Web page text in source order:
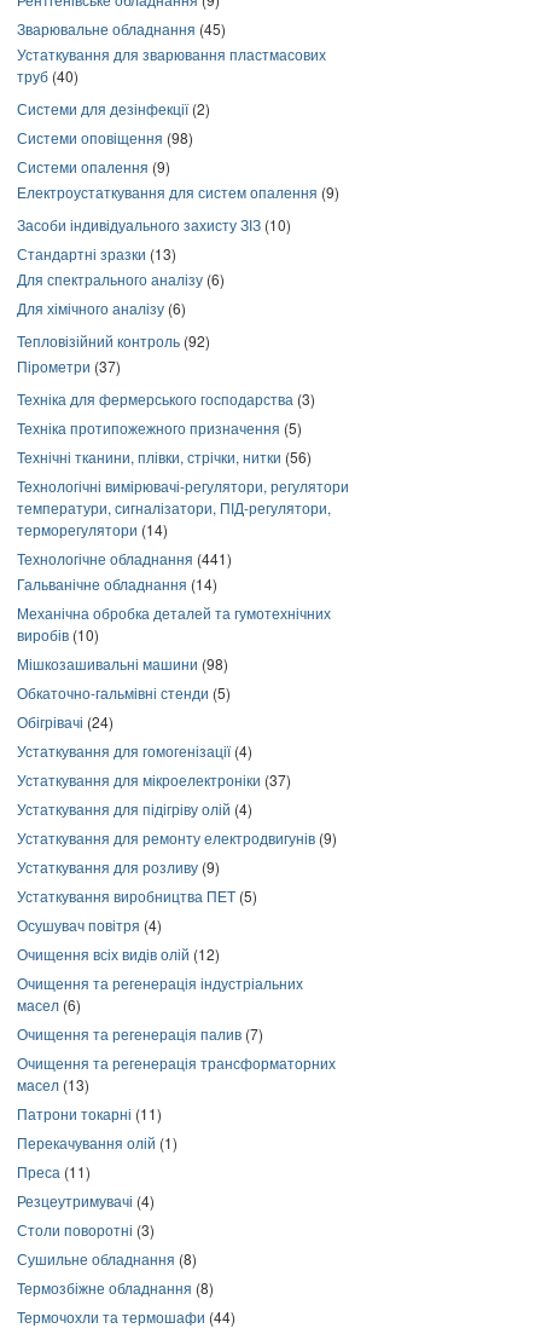
Зварювальне обладнання (45)
Устаткування для зварювання пластмасових
труб (40)
Системи для дезінфекції(2)
Системи оповіщення (98)
Системи опалення (9)
Електроустаткування для систем опалення (9)
Засоби індивідуального захисту ЗІЗ (10)
Стандартні зразки (13)
Для спектрального аналізу (6)
Для хімічного аналізу (6)
Тепловізійний контроль (92)
Пірометри (37)
Техніка для фермерського господарства (3)
Техніка протипожежного призначення (5)
Технічні тканини, плівки, стрічки, нитки (56)
Технологічні вимірювачі-регулятори, регулятори
температури, сигналізатори, ПІД-регулятори,
терморегулятори (14)
Технологічне обладнання (441)
Гальванічне обладнання (14)
Механічна обробка деталей та гумотехнічних
виробів (10)
Мішкозашивальні машини (98)
Обкаточно-гальмівні стенди (5)
Обігрівачі (24)
Устаткування для гомогенізації(4)
Устаткування для мікроелектроніки (37)
Устаткування для підігріву олій (4)
Устаткування для ремонту електродвигунів (9)
Устаткування для розливу (9)
Устаткування виробництва ПЕТ (5)
Осушувач повітря (4)
Очищення всіх видів олій (12)
Очищення та регенерація індустріальних
масел (6)
Очищення та регенерація палив (7)
Очищення та регенерація трансформаторних
масел (13)
Патрони токарні (11)
Перекачування олій (1)
Преса (11)
Резцеутримувачі (4)
Столи поворотні (3)
Сушильне обладнання (8)
Термозбіжне обладнання (8)
Термочохли та термошафи (44)